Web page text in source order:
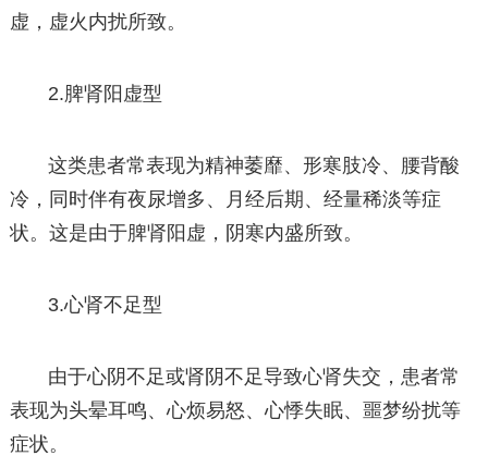
虚，虚火内扰所致。
2.脾肾阳虚型
这类患者常表现为精神萎靡、形寒肢冷、腰背酸
冷，同时伴有夜尿增多、月经后期、经量稀淡等症
状。这是由于脾肾阳虚，阴寒内盛所致。
3.心肾不足型
由于心阴不足或肾阴不足导致心肾失交，患者常
表现为头晕耳鸣、心烦易怒、心悸失眠、噩梦纷扰等
症状。